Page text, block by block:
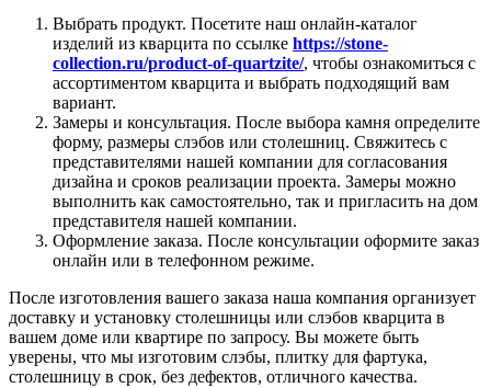
Выбрать продукт. Посетите наш онлайн-каталог
изделий из кварцита по ссылке https://stone-
collection.ru/product-of-quartzite/, чтобы ознакомиться с
ассортиментом кварцита и выбрать подходящий вам
вариант.
Замеры и консультация. После выбора камня определите
форму, размеры слэбов или столешниц. Свяжитесь с
представителями нашей компании для согласования
дизайна и сроков реализации проекта. Замеры можно
выполнить как самостоятельно, так и пригласить на дом
представителя нашей компании.
Оформление заказа. После консультации оформите заказ
онлайн или в телефонном режиме.
После изготовления вашего заказа наша компания организует
доставку и установку столешницы или слэбов кварцита в
вашем доме или квартире по запросу. Вы можете быть
уверены, что мы изготовим слэбы, плитку для фартука,
столешницу в срок, без дефектов, отличного качества.